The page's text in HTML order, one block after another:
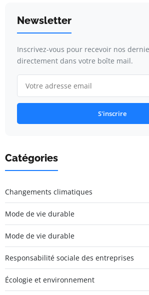
Newsletter
Inscrivez-vous pour recevoir nos
directement dans votre boîte mail.
S'inscrire
Catégories
Changements climatiques
Mode de vie durable
Mode de vie durable
Responsabilité sociale des entreprises
Écologie et environnement